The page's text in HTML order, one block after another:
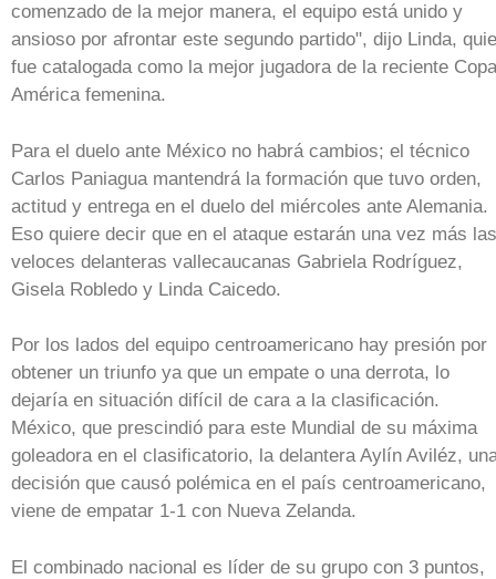
comenzado de la mejor manera, el equipo está unido y
ansioso por afrontar este segundo partido", dijo Linda,
fue catalogada como la mejor jugadora de la reciente Copa
América femenina.
Para el duelo ante México no habrá cambios; el técnico
Carlos Paniagua mantendrá la formación que tuvo orden,
actitud y entrega en el duelo del miércoles ante Alemania.
Eso quiere decir que en el ataque estarán una vez más las
veloces delanteras vallecaucanas Gabriela Rodríguez,
Gisela Robledo y Linda Caicedo.
Por los lados del equipo centroamericano hay presión por
obtener un triunfo ya que un empate o una derrota, lo
dejaría en situación difícil de cara a la clasificación.
México, que prescindió para este Mundial de su máxima
goleadora en el clasificatorio, la delantera Aylín Aviléz,
decisión que causó polémica en el país centroamericano,
viene de empatar 1-1 con Nueva Zelanda.
El combinado nacional es líder de su grupo con 3 puntos,